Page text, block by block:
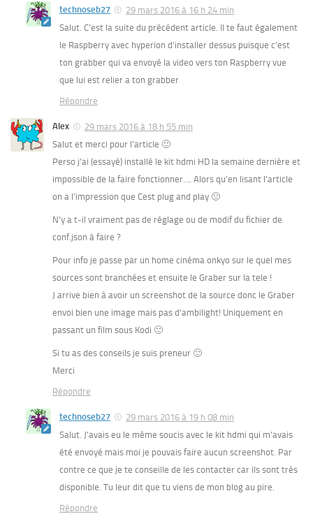
technoseb27
29 mars 2016 à 16 h 24 min
Salut. C’est la suite du précédent article. Il te faut également
le Raspberry avec hyperion d’installer dessus puisque c’est
ton grabber qui va envoyé la video vers ton Raspberry vue
que lui est relier a ton grabber
Répondre
Alex
29 mars 2016 à 18 h 55 min
Salut et merci pour l’article 🙂
Perso j’ai (essayé) installé le kit hdmi HD la semaine dernière et
impossible de la faire fonctionner…. Alors qu’en lisant l’article
on a l’impression que Cest plug and play 🙁
N’y a t-il vraiment pas de réglage ou de modif du fichier de
conf.json à faire ?
Pour info je passe par un home cinéma onkyo sur le quel mes
sources sont branchées et ensuite le Graber sur la tele !
J arrive bien à avoir un screenshot de la source donc le Graber
envoi bien une image mais pas d’ambilight! Uniquement en
passant un film sous Kodi 🙁
Si tu as des conseils je suis preneur 🙂
Merci
Répondre
technoseb27
29 mars 2016 à 19 h 08 min
Salut. J’avais eu le même soucis avec le kit hdmi qui m’avais
été envoyé mais moi je pouvais faire aucun screenshot. Par
contre ce que je te conseille de les contacter car ils sont très
disponible. Tu leur dit que tu viens de mon blog au pire.
Répondre